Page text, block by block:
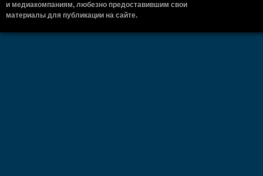
и медиакомпаниям, любезно предоставившим свои
материалы для публикации на сайте.